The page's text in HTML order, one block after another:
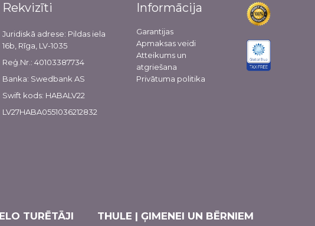
Rekvizīti
Juridiskā adrese: Pildas iela
16b, Rīga, LV-1035
Reģ.Nr.: 40103387734
Banka: Swedbank AS
Swift kods: HABALV22
LV27HABA0551036212832
Informācija
Garantijas
Apmaksas veidi
Atteikums un
atgriešana
Privātuma politika
TURĒTĀJI THULE | ĢIMENEI UN BĒRNIEM